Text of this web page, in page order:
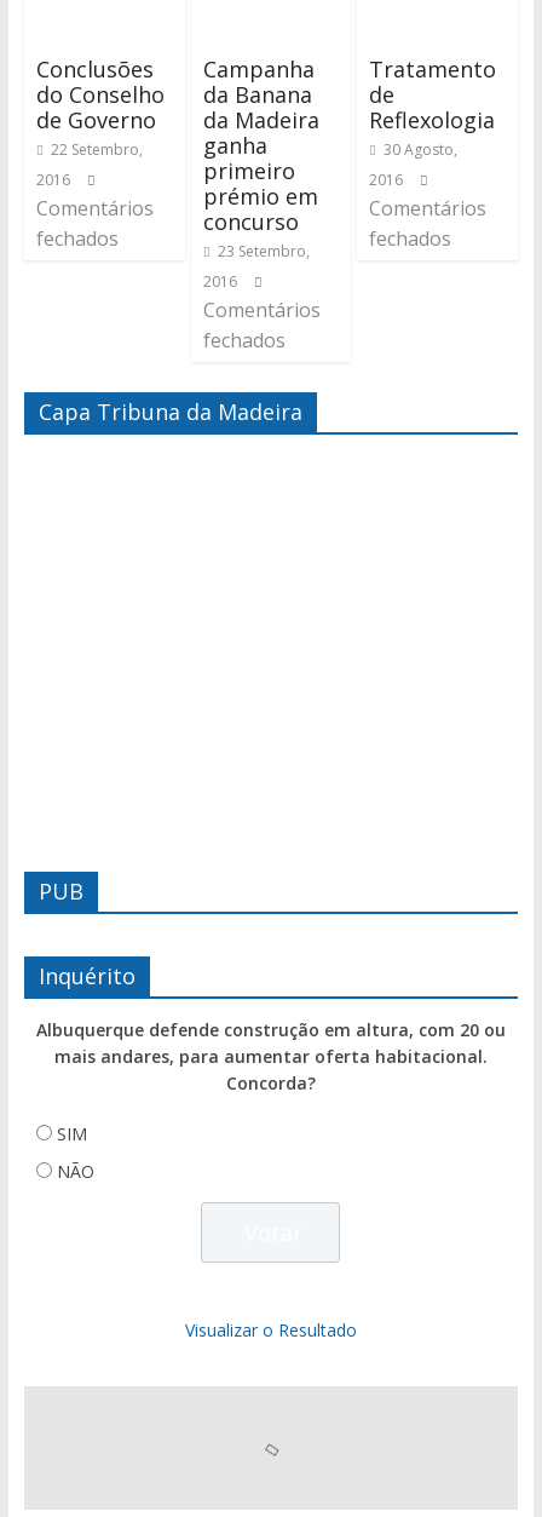
Conclusões
do Conselho
de Governo
22 Setembro,
2016
Comentários
fechados
Campanha
da Banana
da Madeira
ganha
primeiro
prémio em
concurso
23 Setembro,
2016
Comentários
fechados
Tratamento
de
Reflexologia
30 Agosto,
2016
Comentários
fechados
Capa Tribuna da Madeira
PUB
Inquérito
Albuquerque defende construção em altura, com 20 ou
mais andares, para aumentar oferta habitacional.
Concorda?
SIM
NÃO
Visualizar o Resultado